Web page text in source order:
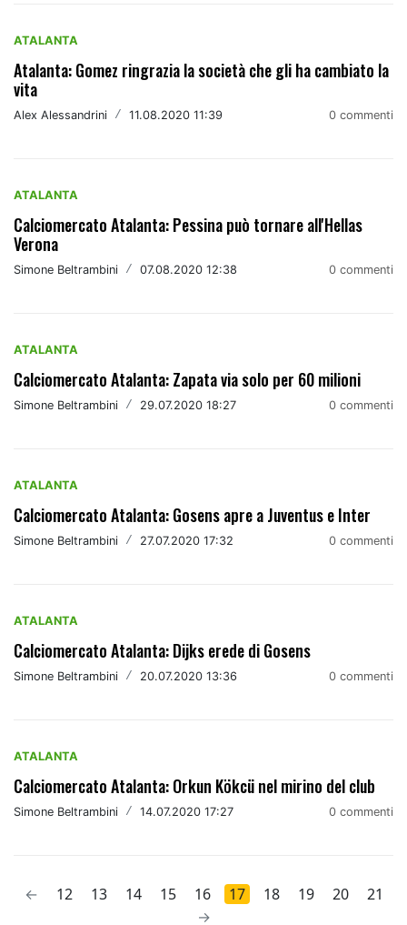
ATALANTA
Atalanta: Gomez ringrazia la società che gli ha cambiato la
vita
Alex Alessandrini / 11.08.2020 11:39 0 commenti
ATALANTA
Calciomercato Atalanta: Pessina può tornare all'Hellas
Verona
Simone Beltrambini / 07.08.2020 12:38 0 commenti
ATALANTA
Calciomercato Atalanta: Zapata via solo per 60 milioni
Simone Beltrambini / 29.07.2020 18:27 0 commenti
ATALANTA
Calciomercato Atalanta: Gosens apre a Juventus e Inter
Simone Beltrambini / 27.07.2020 17:32 0 commenti
ATALANTA
Calciomercato Atalanta: Dijks erede di Gosens
Simone Beltrambini / 20.07.2020 13:36 0 commenti
ATALANTA
Calciomercato Atalanta: Orkun Kökcü nel mirino del club
Simone Beltrambini / 14.07.2020 17:27 0 commenti
← 12 13 14 15 16 17 18 19 20
21
→